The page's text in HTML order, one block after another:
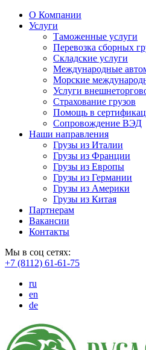
О Компании
Услуги
Таможенные услуги
Перевозка сборных
Складские услуги
Международные
Морские
Услуги
Страхование грузов
Помощь в
Сопровождение ВЭД
Наши направления
Грузы из Италии
Грузы из Франции
Грузы из Европы
Грузы из Германии
Грузы из Америки
Грузы из Китая
Партнерам
Вакансии
Контакты
Мы в соц сетях:
+7 (8112) 61-61-75
ru
en
de